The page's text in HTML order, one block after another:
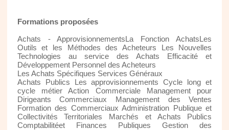
Formations proposées
Achats - ApprovisionnementsLa Fonction AchatsLes
Outils et les Méthodes des Acheteurs Les Nouvelles
Technologies au service des Achats Efficacité et
Développement Personnel des Acheteurs
Les Achats Spécifiques Services Généraux
Achats Publics Les approvisionnements Cycle long et
cycle métier Action Commerciale Management pour
Dirigeants Commerciaux Management des Ventes
Formation des Commerciaux Administration Publique et
Collectivités Territoriales Marchés et Achats Publics
Comptabilitéet Finances Publiques Gestion des